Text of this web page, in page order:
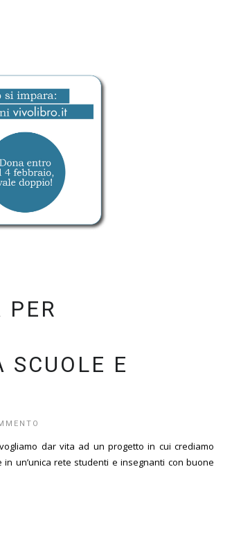
SCUOLE E
dar vita ad un progetto in cui crediamo
un’unica rete studenti e insegnanti con buone